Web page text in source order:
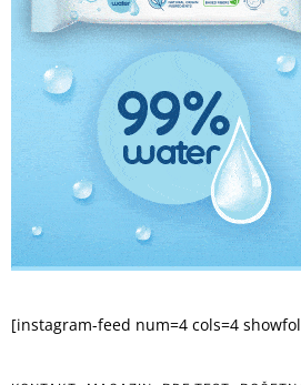
[instagram-feed num=4 cols=4